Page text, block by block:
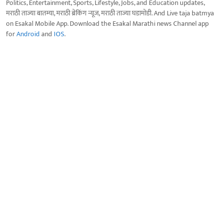
Politics, Entertainment, Sports, Lifestyle, Jobs, and Education updates,
मराठी ताज्या बातम्या, मराठी ब्रेकिंग न्यूज, मराठी ताज्या घडामोडी. And Live taja batmya
on Esakal Mobile App. Download the Esakal Marathi news Channel app
forAndroidand IOS.